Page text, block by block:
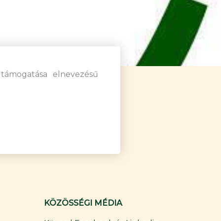
elnevezésű
KÖZÖSSÉGI MÉDIA